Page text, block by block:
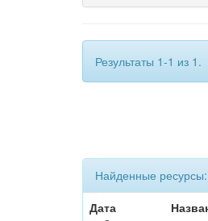
Результаты 1-1 из 1.
Найденные ресурсы:
Дата